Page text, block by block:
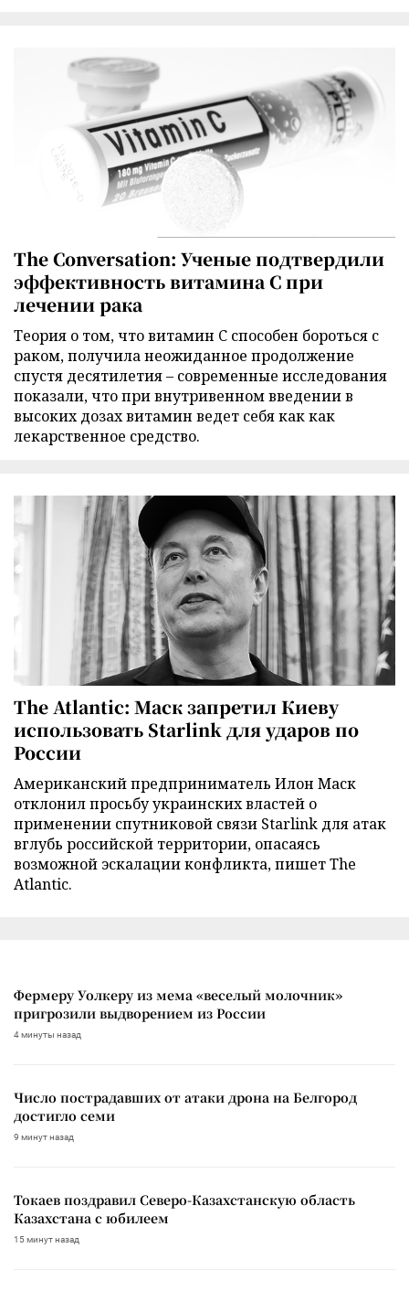
The Conversation: Ученые подтвердили
эффективность витамина C при
лечении рака
Теория о том, что витамин C способен бороться с
раком, получила неожиданное продолжение
спустя десятилетия – современные исследования
показали, что при внутривенном введении в
высоких дозах витамин ведет себя как как
лекарственное средство.
The Atlantic: Маск запретил Киеву
использовать Starlink для ударов по
России
Американский предприниматель Илон Маск
отклонил просьбу украинских властей о
применении спутниковой связи Starlink для атак
вглубь российской территории, опасаясь
возможной эскалации конфликта, пишет The
Atlantic.
Фермеру Уолкеру из мема «веселый молочник»
пригрозили выдворением из России
4 минуты назад
Число пострадавших от атаки дрона на Белгород
достигло семи
9 минут назад
Токаев поздравил Северо-Казахстанскую область
Казахстана с юбилеем
15 минут назад